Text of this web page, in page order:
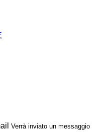
Verrà inviato un messaggio